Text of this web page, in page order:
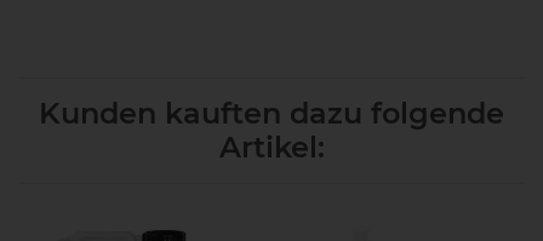
Kunden kauften dazu folgende
Artikel: